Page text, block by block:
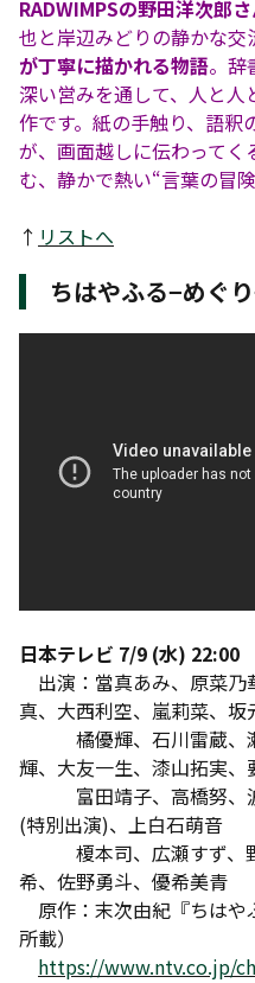
RADWIMPSの野田洋次郎
也と岸辺みどりの静かな交
が丁寧に描かれる物語。辞
深い営みを通して、人と
作です。紙の手触り、語
が、画面越しに伝わって
む、静かで熱い“言葉の冒
↑ リストへ
ちはやふる−めぐ
日本テレビ 7/9 (水) 22:00
出演：當真あみ、原菜乃
真、大西利空、嵐莉菜、
橘優輝、石川雷蔵、瀬
輝、大友一生、漆山拓実、
富田靖子、高橋努、波
(特別出演)、上白石萌音
榎本司、広瀬すず、野
希、佐野勇斗、優希美青
原作：末次由紀『ちはや
所載）
https://www.ntv.co.jp/